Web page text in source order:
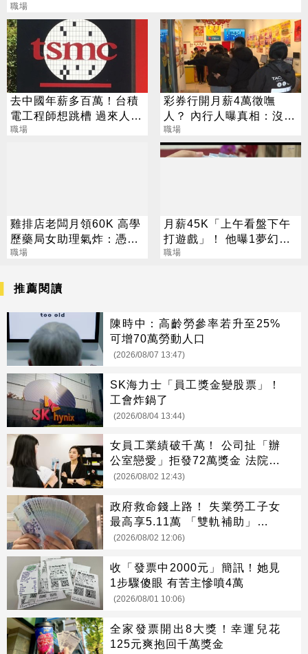
職場
去中國年薪多百萬！台積
電工程師想跳槽 過來人勸
退：不划算
職場
彩券行開月薪4萬徵嘸
人？ 內行人曝真相：沒想
像中輕鬆
職場
雞排店老闆月領60K 高學
歷藥局女助理氣炸：憑什
麼
職場
月薪45K「上午看盤下午
打遊戲」！ 他曝1夢幻職
業 網嘆：比保全爽
職場
推薦閱讀
陳時中：高齡勞參率若升至25%
可增70萬勞動人口
(2026/08/07 13:47)
SK海力士「員工獎金變股票」！
工會炸鍋了
(2026/08/04 13:44)
女員工業績破千萬！ 公司扯「辦
公室戀愛」拒發72萬獎金 法院判
她贏了
(2026/08/02 12:43)
政府救命錢上路！ 失業勞工子女
最高享5.11萬 「雙軌補助」一次
看懂
(2026/08/02 12:06)
收「發票中2000元」簡訊！她見
1步驟傻眼 有苦主慘噴4萬
(2026/08/01 10:06)
全家發票開出8大獎！幸運兒花
125元爽抱回千萬獎金